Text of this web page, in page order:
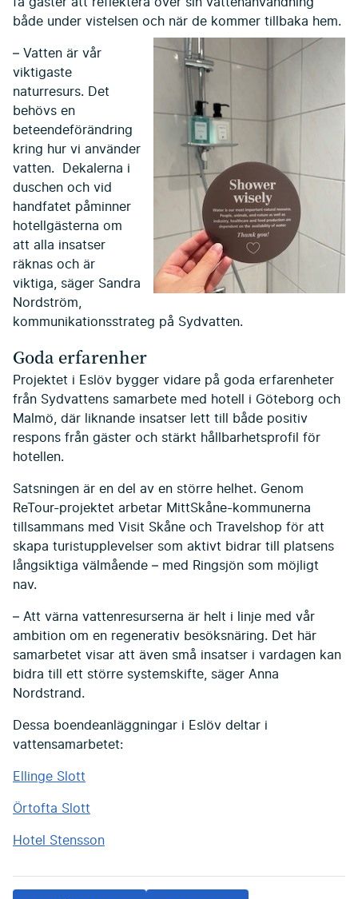
både under vistelsen och när de kommer tillbaka hem.
– Vatten är vår
viktigaste
naturresurs. Det
behövs en
beteendeförändring
kring hur vi använder
vatten. Dekalerna i
duschen och vid
handfatet påminner
hotellgästerna om
att alla insatser
räknas och är
viktiga, säger Sandra
Nordström,
kommunikationsstrateg på Sydvatten.
Goda erfarenher
Projektet i Eslöv bygger vidare på goda erfarenheter
från Sydvattens samarbete med hotell i Göteborg och
Malmö, där liknande insatser lett till både positiv
respons från gäster och stärkt hållbarhetsprofil för
hotellen.
Satsningen är en del av en större helhet. Genom
ReTour-projektet arbetar MittSkåne-kommunerna
tillsammans med Visit Skåne och Travelshop för att
skapa turistupplevelser som aktivt bidrar till platsens
långsiktiga välmående – med Ringsjön som möjligt
nav.
– Att värna vattenresurserna är helt i linje med vår
ambition om en regenerativ besöksnäring. Det här
samarbetet visar att även små insatser i vardagen kan
bidra till ett större systemskifte, säger Anna
Nordstrand.
Dessa boendeanläggningar i Eslöv deltar i
vattensamarbetet:
Ellinge Slott
Örtofta Slott
Hotel Stensson